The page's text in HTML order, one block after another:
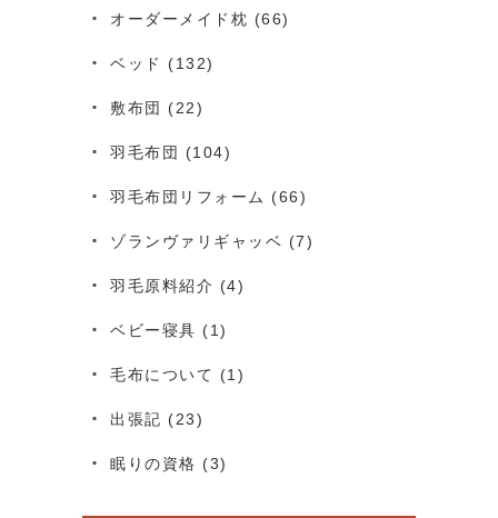
オーダーメイド枕 (66)
ベッド (132)
敷布団 (22)
羽毛布団 (104)
羽毛布団リフォーム (66)
ゾランヴァリギャッベ (7)
羽毛原料紹介 (4)
ベビー寝具 (1)
毛布について (1)
出張記 (23)
眠りの資格 (3)